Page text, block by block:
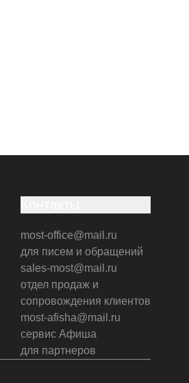
most-office@mail.ru
для писем и обращений
sales-most@mail.ru
отдел продаж и
сопровождения клиентов
most-afisha@mail.ru
сервис Афиша
для партнеров